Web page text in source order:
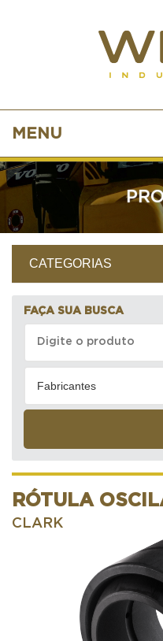
MENU
CATEGORIAS
FAÇA SUA BUSCA
Fabricantes
RÓTULA
CLARK